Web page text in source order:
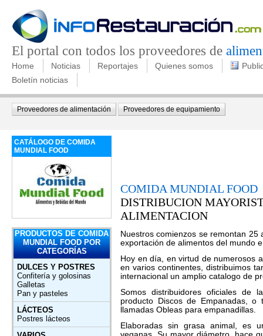
El portal con todos los proveedores de
Home Noticias Reportajes Quienes somos
Boletín noticias
Proveedores de alimentación Proveedores de equipamiento
CATÁLOGO DE COMIDA
MUNDIAL FOOD
PRODUCTOS DE COMIDA
MUNDIAL FOOD POR
CATEGORÍAS
DULCES Y POSTRES
Confitería y golosinas
Galletas
Pan y pasteles
LÁCTEOS
Postres lácteos
COMIDA MUNDIAL FOOD
DISTRIBUCION
ALIMENTACION
Nuestros comienzos se remontan
exportación de alimentos del mundo
Hoy en día, en virtud de numerosos
en varios continentes, distribuimos
internacional un amplio catalogo de
Somos distribuidores oficiales de
producto Discos de Empanadas, o
llamadas Obleas para empanadillas.
Elaboradas sin grasa animal, es